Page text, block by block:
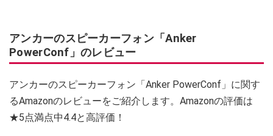
アンカーのスピーカーフォン「Anker
PowerConf」のレビュー
アンカーのスピーカーフォン「Anker PowerConf」に関す
るAmazonのレビューをご紹介します。Amazonの評価は
★5点満点中4.4と高評価！